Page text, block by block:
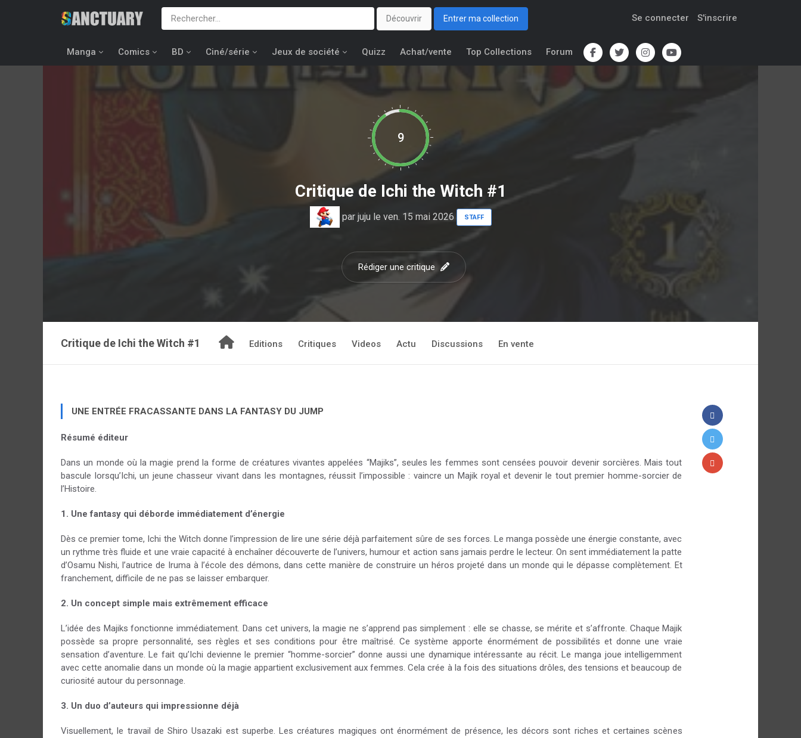
Découvrir Entrer ma collection Se connecter S'inscrire
Manga Comics BD Ciné/série Jeux de société Quizz Achat/vente Top Collections Forum
9
Critique de Ichi the Witch #1
par juju le ven. 15 mai 2026 STAFF
Rédiger une critique
Critique de Ichi the Witch #1 Editions Critiques Videos Actu Discussions En vente
UNE ENTRÉE FRACASSANTE DANS LA FANTASY DU JUMP
Résumé éditeur
Dans un monde où la magie prend la forme de créatures vivantes appelées “Majiks”, seules les femmes sont censées pouvoir devenir sorcières. Mais tout
bascule lorsqu’Ichi, un jeune chasseur vivant dans les montagnes, réussit l’impossible : vaincre un Majik royal et devenir le tout premier homme-sorcier de
l’Histoire.
1. Une fantasy qui déborde immédiatement d’énergie
Dès ce premier tome, Ichi the Witch donne l’impression de lire une série déjà parfaitement sûre de ses forces. Le manga possède une énergie constante, avec
un rythme très fluide et une vraie capacité à enchaîner découverte de l’univers, humour et action sans jamais perdre le lecteur. On sent immédiatement la patte
d’Osamu Nishi, l’autrice de Iruma à l’école des démons, dans cette manière de construire un héros projeté dans un monde qui le dépasse complètement. Et
franchement, difficile de ne pas se laisser embarquer.
2. Un concept simple mais extrêmement efficace
L’idée des Majiks fonctionne immédiatement. Dans cet univers, la magie ne s’apprend pas simplement : elle se chasse, se mérite et s’affronte. Chaque Majik
possède sa propre personnalité, ses règles et ses conditions pour être maîtrisé. Ce système apporte énormément de possibilités et donne une vraie
sensation d’aventure. Le fait qu’Ichi devienne le premier “homme-sorcier” donne aussi une dynamique intéressante au récit. Le manga joue intelligemment
avec cette anomalie dans un monde où la magie appartient exclusivement aux femmes. Cela crée à la fois des situations drôles, des tensions et beaucoup de
curiosité autour du personnage.
3. Un duo d’auteurs qui impressionne déjà
Visuellement, le travail de Shiro Usazaki est superbe. Les créatures magiques ont énormément de présence, les décors sont riches et certaines scènes